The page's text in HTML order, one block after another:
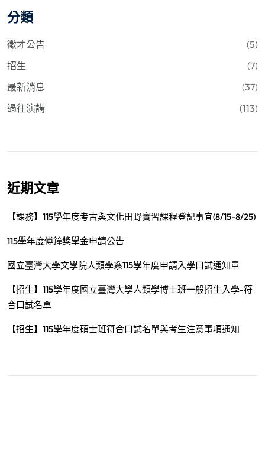
分類
徵才公告
(5)
招生
(7)
最新消息
(37)
過往演講
(113)
近期文章
【課務】115學年度考古與文化田野實習課程登記事宜(8/15-8/25)
115學年度傅鐘獎學金申請公告
國立臺灣大學文學院人類學系115學年度申請入學口試通知單
【招生】115學年度國立臺灣大學人類學博士班一般招生入學-符
合口試名單
【招生】115學年度碩士班符合口試名單與考生注意事項通知